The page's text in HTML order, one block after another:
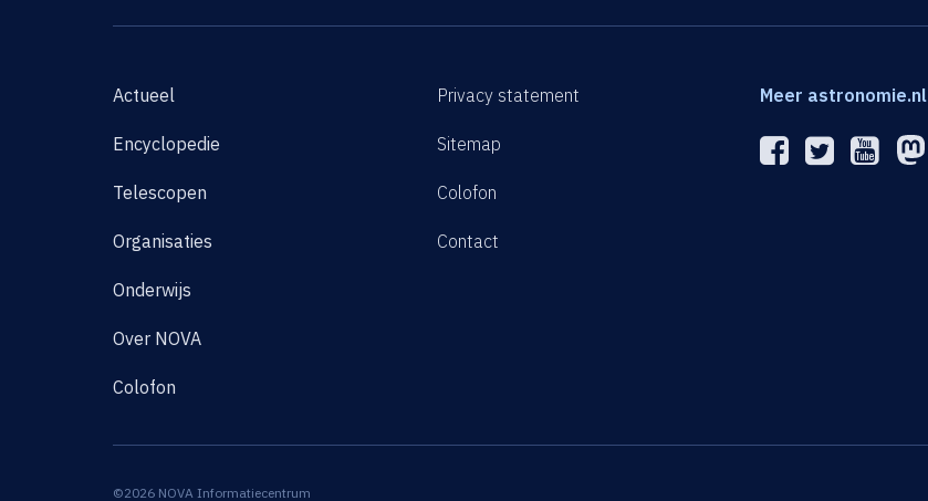
Actueel
Encyclopedie
Telescopen
Organisaties
Onderwijs
Over NOVA
Colofon
Privacy statement
Sitemap
Colofon
Contact
Meer astronomie.nl
©2026 NOVA Informatiecentrum